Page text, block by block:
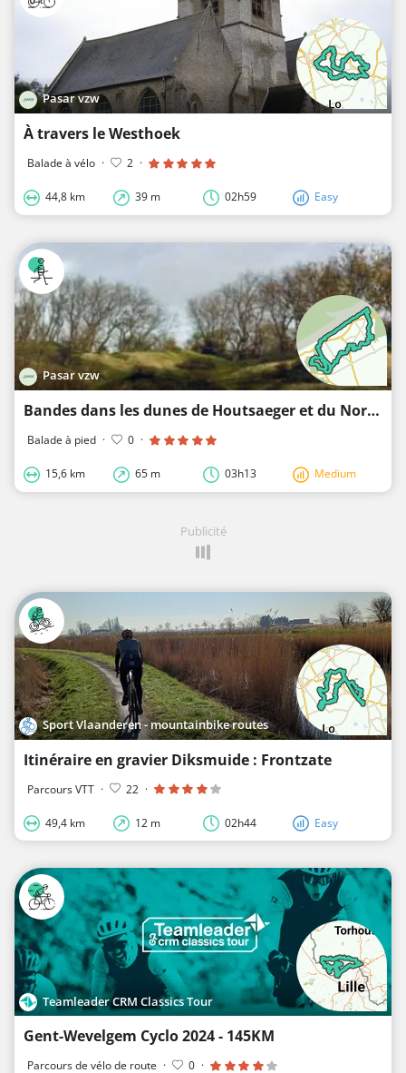
Pasar vzw
À travers le Westhoek
Balade à vélo · 2 ·
44,8 km 39 m 02h59 Easy
Pasar vzw
Bandes dans les dunes de Houtsaeger et du Nord
Balade à pied · 0 ·
15,6 km 65 m 03h13 Medium
Publicité
Sport Vlaanderen - mountainbike routes
Itinéraire en gravier Diksmuide : Frontzate
Parcours VTT · 22 ·
49,4 km 12 m 02h44 Easy
Teamleader CRM Classics Tour
Gent-Wevelgem Cyclo 2024 - 145KM
Parcours de vélo de route · 0 ·